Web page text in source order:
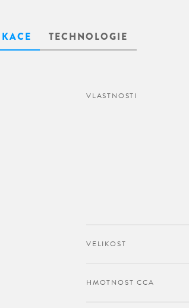
TECHNOLOGIE
VLASTNOSTI
VELIKOST
HMOTNOST CCA